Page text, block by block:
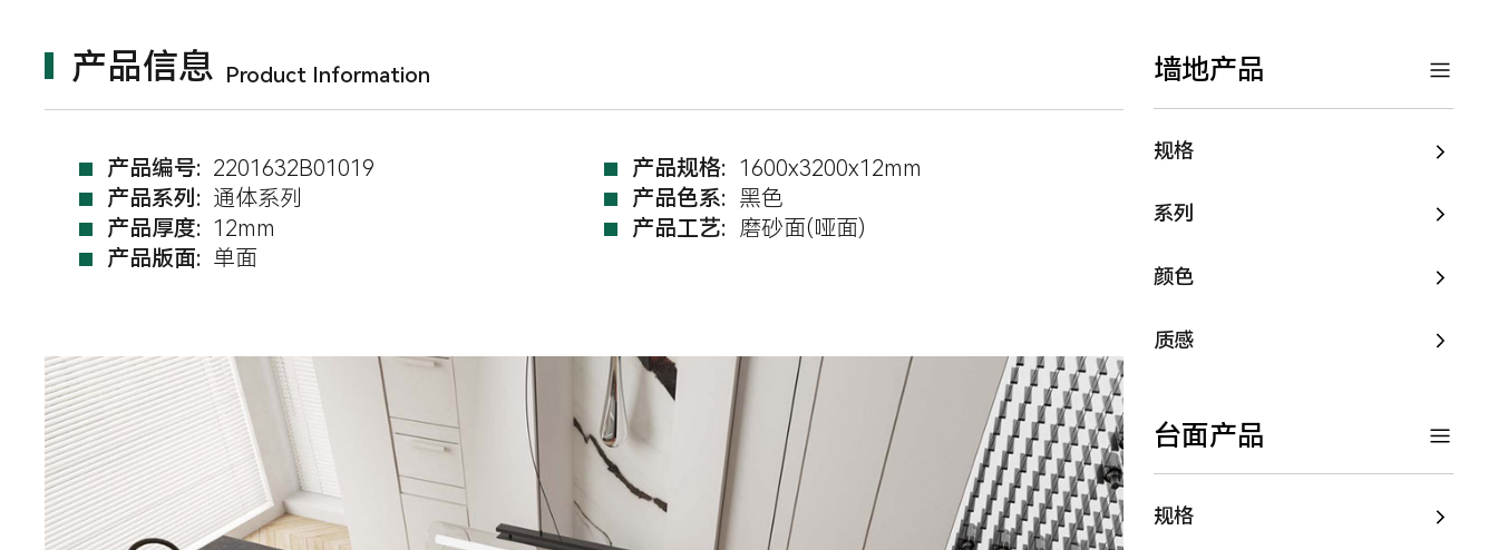
产品信息 Product Information
产品编号: 2201632B01019 产品规格: 1600x3200x12mm
产品系列: 通体系列 产品色系: 黑色
产品厚度: 12mm 产品工艺: 磨砂面(哑面)
产品版面: 单面
墙地产品
规格
系列
颜色
质感
台面产品
规格